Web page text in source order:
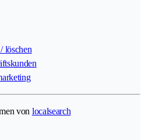
löschen
von localsearch